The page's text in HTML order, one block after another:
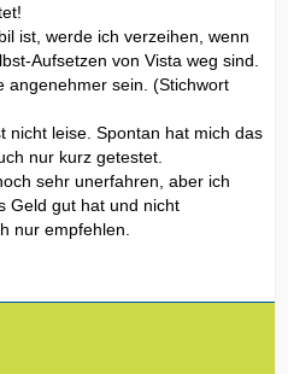
ist, werde ich verzeihen, wenn
Aufsetzen von Vista weg sind.
angenehmer sein. (Stichwort
nicht leise. Spontan hat mich das
nur kurz getestet.
sehr unerfahren, aber ich
Geld gut hat und nicht
nur empfehlen.